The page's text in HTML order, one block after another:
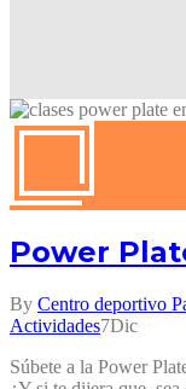
Power
By Centro deportivo
Actividades7Dic
Súbete a la Power